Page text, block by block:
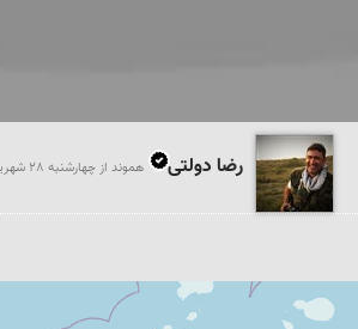
رضا دولتی هموند از چهارشنبه 28 شهريور 1386